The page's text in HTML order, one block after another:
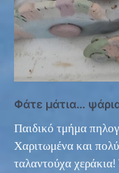
Φάτε μάτια…
Παιδικό τμήμα
Χαριτωμένα και
ταλαντούχα